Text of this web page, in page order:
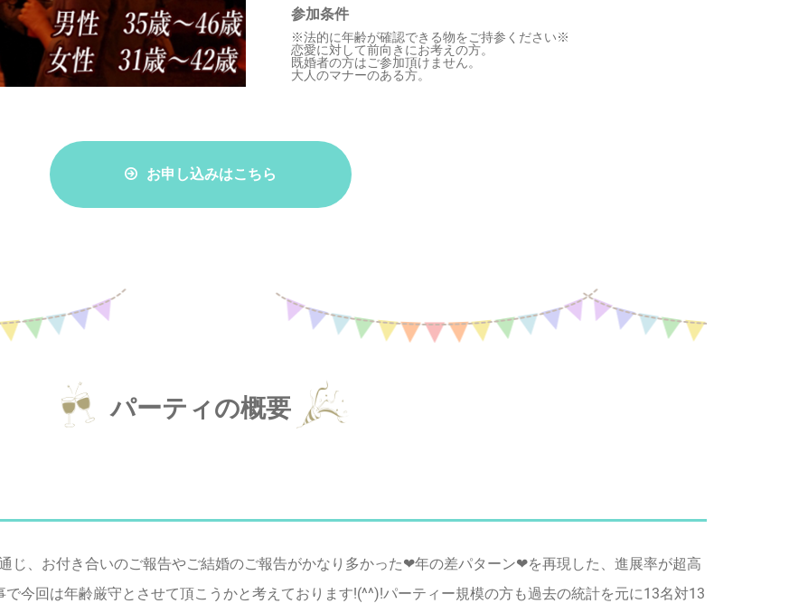
参加条件
※法的に年齢が確認できる物をご持参ください※
恋愛に対して前向きにお考えの方。
既婚者の方はご参加頂けません。
大人のマナーのある方。
お申し込みはこちら
パーティの概要
じ、お付き合いのご報告やご結婚のご報告がかなり多かった❤年の差パターン❤を再現した、進展率が超高
今回は年齢厳守とさせて頂こうかと考えております!(^^)!パーティー規模の方も過去の統計を元に13名対13